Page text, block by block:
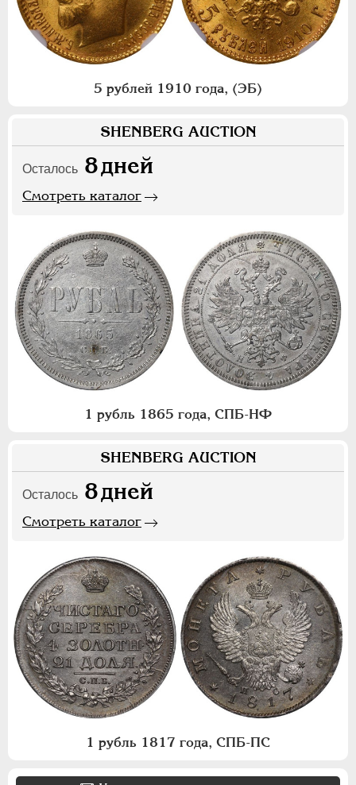
5 рублей 1910 года, (ЭБ)
SHENBERG AUCTION
Осталось 8дней
Смотреть каталог
1 рубль 1865 года, СПБ-НФ
SHENBERG AUCTION
Осталось 8дней
Смотреть каталог
1 рубль 1817 года, СПБ-ПС